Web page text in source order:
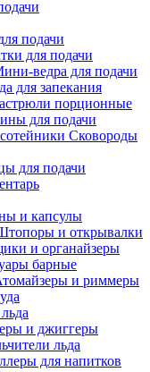
подачи
для подачи
ведра для подачи
для запекания
порционные
для подачи
Сковороды
для подачи
и капсулы
и открывалки
и органайзеры
барные
и риммеры
и джиггеры
льда
для напитков